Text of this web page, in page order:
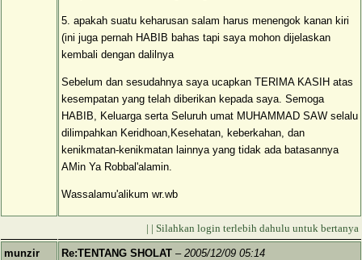
5. apakah suatu keharusan salam harus menengok kanan kiri
(ini juga pernah HABIB bahas tapi saya mohon dijelaskan
kembali dengan dalilnya
Sebelum dan sesudahnya saya ucapkan TERIMA KASIH atas
kesempatan yang telah diberikan kepada saya. Semoga
HABIB, Keluarga serta Seluruh umat MUHAMMAD SAW selalu
dilimpahkan Keridhoan,Kesehatan, keberkahan, dan
kenikmatan-kenikmatan lainnya yang tidak ada batasannya
AMin Ya Robbal'alamin.
Wassalamu'alikum wr.wb
| | Silahkan login terlebih dahulu untuk bertanya
munzir Re:TENTANG SHOLAT – 2005/12/09 05:14